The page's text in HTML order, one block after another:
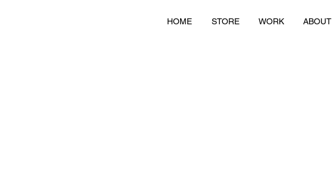
HOME STORE WORK ABOUT